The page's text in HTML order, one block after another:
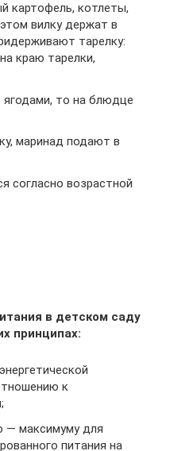
картофель, котлеты,
вилку держат в
тарелку:
краю тарелки,
то на блюдце
маринад подают в
согласно возрастной
в детском саду
принципах:
к
— максимуму для
питания на